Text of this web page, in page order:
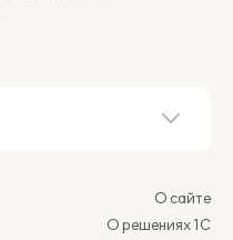
О сайте
О решениях 1С